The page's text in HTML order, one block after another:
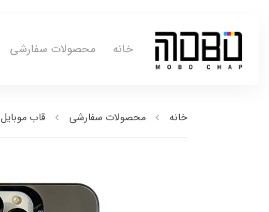
خانه محصولات سفارشی
خانه محصولات سفارشی قاب موبایل